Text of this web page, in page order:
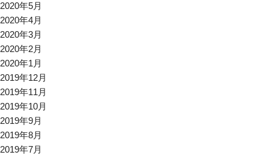
2020年5月
2020年4月
2020年3月
2020年2月
2020年1月
2019年12月
2019年11月
2019年10月
2019年9月
2019年8月
2019年7月